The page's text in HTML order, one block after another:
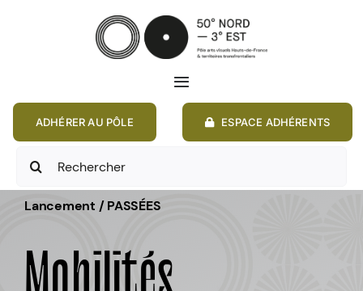
Toggle
Navigation
ANNONCES
ADHÉRER AU PÔLE ESPACE ADHÉRENTS
Rechercher:
Lancement / PASSÉES